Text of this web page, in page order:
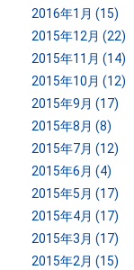
2016年1月 (15)
2015年12月 (22)
2015年11月 (14)
2015年10月 (12)
2015年9月 (17)
2015年8月 (8)
2015年7月 (12)
2015年6月 (4)
2015年5月 (17)
2015年4月 (17)
2015年3月 (17)
2015年2月 (15)